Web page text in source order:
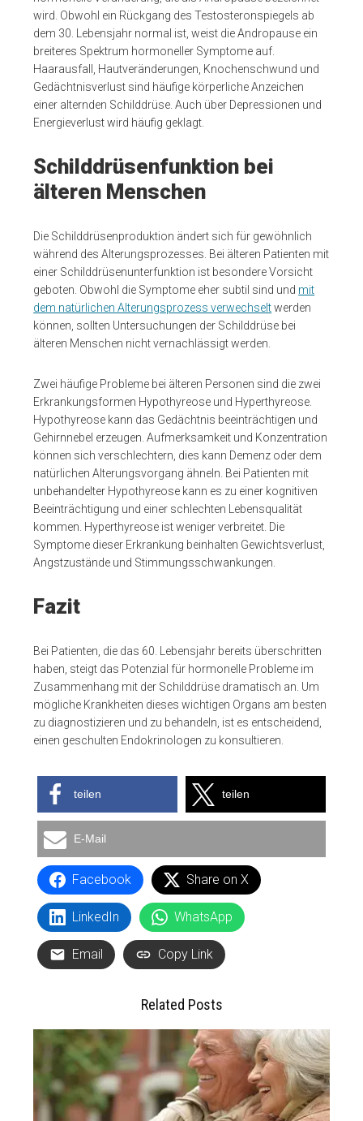
wird. Obwohl ein Rückgang des Testosteronspiegels ab
dem 30. Lebensjahr normal ist, weist die Andropause ein
breiteres Spektrum hormoneller Symptome auf.
Haarausfall, Hautveränderungen, Knochenschwund und
Gedächtnisverlust sind häufige körperliche Anzeichen
einer alternden Schilddrüse. Auch über Depressionen und
Energieverlust wird häufig geklagt.
Schilddrüsenfunktion bei
älteren Menschen
Die Schilddrüsenproduktion ändert sich für gewöhnlich
während des Alterungsprozesses. Bei älteren Patienten mit
einer Schilddrüsenunterfunktion ist besondere Vorsicht
geboten. Obwohl die Symptome eher subtil sind und mit
dem natürlichen Alterungsprozess verwechseltwerden
können, sollten Untersuchungen der Schilddrüse bei
älteren Menschen nicht vernachlässigt werden.
Zwei häufige Probleme bei älteren Personen sind die zwei
Erkrankungsformen Hypothyreose und Hyperthyreose.
Hypothyreose kann das Gedächtnis beeinträchtigen und
Gehirnnebel erzeugen. Aufmerksamkeit und Konzentration
können sich verschlechtern, dies kann Demenz oder dem
natürlichen Alterungsvorgang ähneln. Bei Patienten mit
unbehandelter Hypothyreose kann es zu einer kognitiven
Beeinträchtigung und einer schlechten Lebensqualität
kommen. Hyperthyreose ist weniger verbreitet. Die
Symptome dieser Erkrankung beinhalten Gewichtsverlust,
Angstzustände und Stimmungsschwankungen.
Fazit
Bei Patienten, die das 60. Lebensjahr bereits überschritten
haben, steigt das Potenzial für hormonelle Probleme im
Zusammenhang mit der Schilddrüse dramatisch an. Um
mögliche Krankheiten dieses wichtigen Organs am besten
zu diagnostizieren und zu behandeln, ist es entscheidend,
einen geschulten Endokrinologen zu konsultieren.
teilen teilen
E-Mail
Facebook Share on X
LinkedIn WhatsApp
Email Copy Link
Related Posts